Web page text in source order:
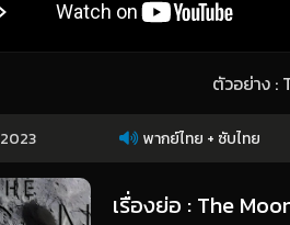
ตัวอย่าง :
2023 พากย์ไทย + ซับไทย
เรื่องย่อ : The